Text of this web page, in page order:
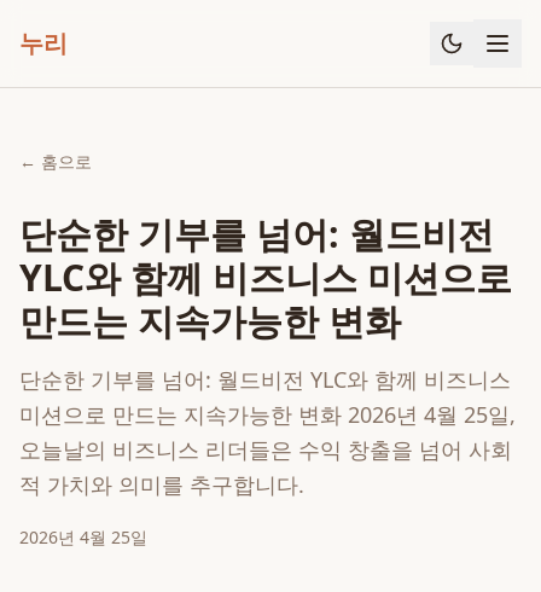
누리
← 홈으로
단순한 기부를 넘어: 월드비전
YLC와 함께 비즈니스 미션으로
만드는 지속가능한 변화
단순한 기부를 넘어: 월드비전 YLC와 함께 비즈니스
미션으로 만드는 지속가능한 변화 2026년 4월 25일,
오늘날의 비즈니스 리더들은 수익 창출을 넘어 사회
적 가치와 의미를 추구합니다.
2026년 4월 25일